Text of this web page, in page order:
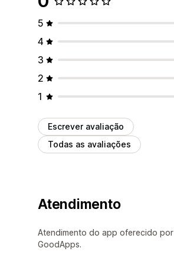
5
4
3
2
1
Escrever avaliação
Todas as avaliações
Atendimento
Atendimento do app oferecido por
GoodApps.